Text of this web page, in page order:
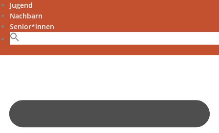
Jugend
Nachbarn
Senior*innen